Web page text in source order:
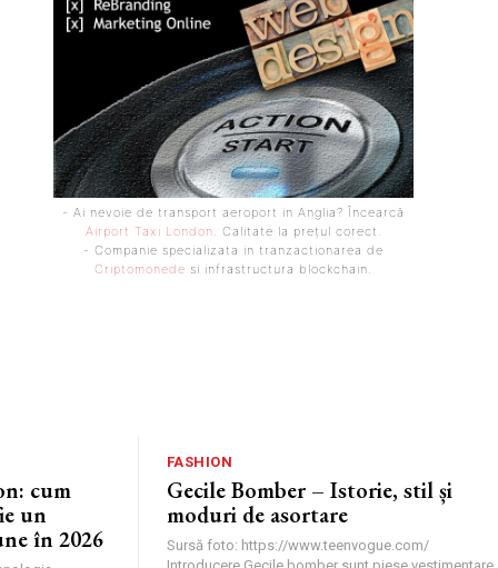
- Ai nevoie de transport aeroport in Anglia? Încearcă
Airport Taxi London. Calitate la prețul corect.
- Companie specializata in tranzactionarea de
Criptomonede si infrastructura blockchain.
cum
un
în 2026
FASHION
Gecile Bomber – Istorie, stil și
moduri de asortare
Sursă foto: https://www.teenvogue.com/